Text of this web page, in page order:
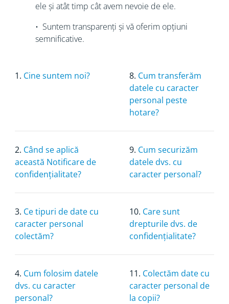
ele și atât timp cât avem nevoie de ele.
• Suntem transparenți și vă oferim opțiuni
semnificative.
1. Cine suntem noi? 8. Cum transferăm
datele cu caracter
personal peste
hotare?
2. Când se aplică
această Notificare de
confidențialitate?
9. Cum securizăm
datele dvs. cu
caracter personal?
3. Ce tipuri de date cu
caracter personal
colectăm?
10. Care sunt
drepturile dvs. de
confidențialitate?
4. Cum folosim datele
dvs. cu caracter
personal?
11. Colectăm date cu
caracter personal de
la copii?